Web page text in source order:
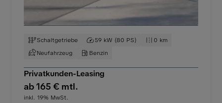
Schaltgetriebe 59 kW (80 PS)
0 km
Neufahrzeug
Benzin
Privatkunden-Leasing
ab 165 € mtl.
inkl. 19% MwSt.